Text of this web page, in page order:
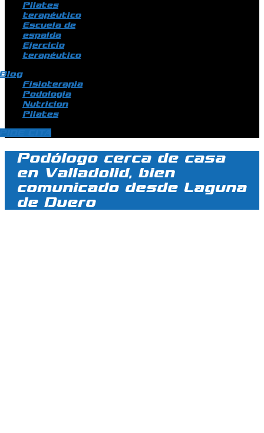
Pilates
terapéutico
Escuela de
espalda
Ejercicio
terapéutico
Fisioterapia
Podologia
Nutricion
Pilates
Podólogo cerca de casa
en Valladolid, bien
comunicado desde Laguna
de Duero